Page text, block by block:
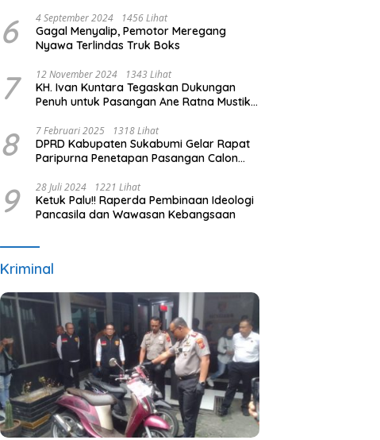
6 4 September 2024 1456 Lihat
Gagal Menyalip, Pemotor Meregang
Nyawa Terlindas Truk Boks
7 12 November 2024 1343 Lihat
KH. Ivan Kuntara Tegaskan Dukungan
Penuh untuk Pasangan Ane Ratna Mustika
Purwakarta 2024
8 7 Februari 2025 1318 Lihat
DPRD Kabupaten Sukabumi Gelar Rapat
Paripurna Penetapan Pasangan Calon
Pejabat Eksekutif
9 28 Juli 2024 1221 Lihat
Ketuk Palu!! Raperda Pembinaan Ideologi
Pancasila dan Wawasan Kebangsaan
Kriminal